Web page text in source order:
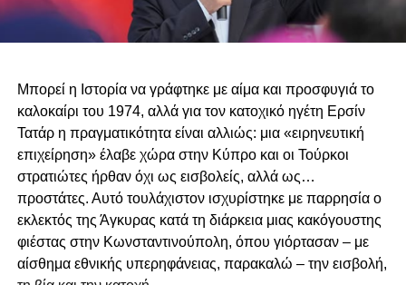
Μπορεί η Ιστορία να γράφτηκε με αίμα και προσφυγιά το
καλοκαίρι του 1974, αλλά για τον κατοχικό ηγέτη Ερσίν
Τατάρ η πραγματικότητα είναι αλλιώς: μια «ειρηνευτική
επιχείρηση» έλαβε χώρα στην Κύπρο και οι Τούρκοι
στρατιώτες ήρθαν όχι ως εισβολείς, αλλά ως…
προστάτες. Αυτό τουλάχιστον ισχυρίστηκε με παρρησία ο
εκλεκτός της Άγκυρας κατά τη διάρκεια μιας κακόγουστης
φιέστας στην Κωνσταντινούπολη, όπου γιόρτασαν – με
αίσθημα εθνικής υπερηφάνειας, παρακαλώ – την εισβολή,